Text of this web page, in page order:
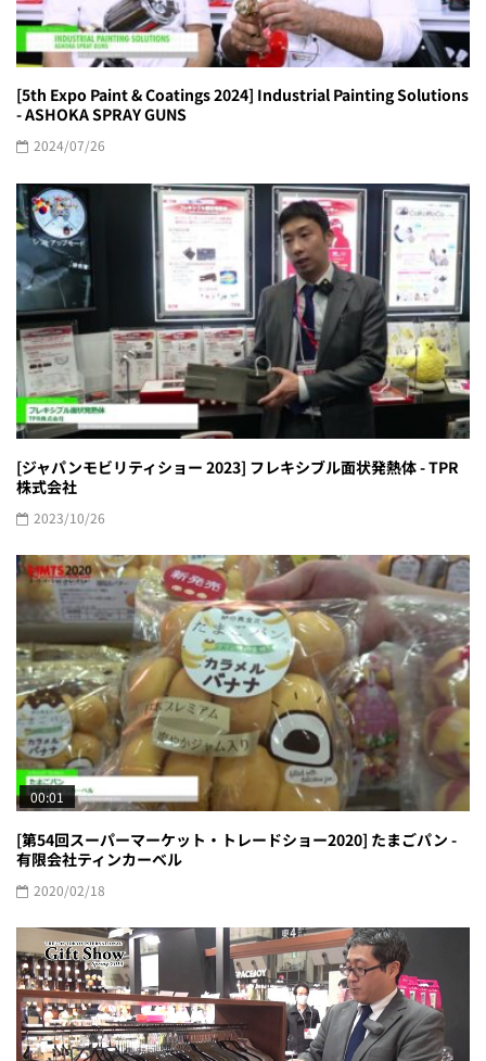
[5th Expo Paint & Coatings 2024] Industrial Painting Solutions
- ASHOKA SPRAY GUNS
2024/07/26
[ジャパンモビリティショー 2023] フレキシブル面状発熱体 - TPR
株式会社
2023/10/26
00:01
[第54回スーパーマーケット・トレードショー2020] たまごパン -
有限会社ティンカーベル
2020/02/18